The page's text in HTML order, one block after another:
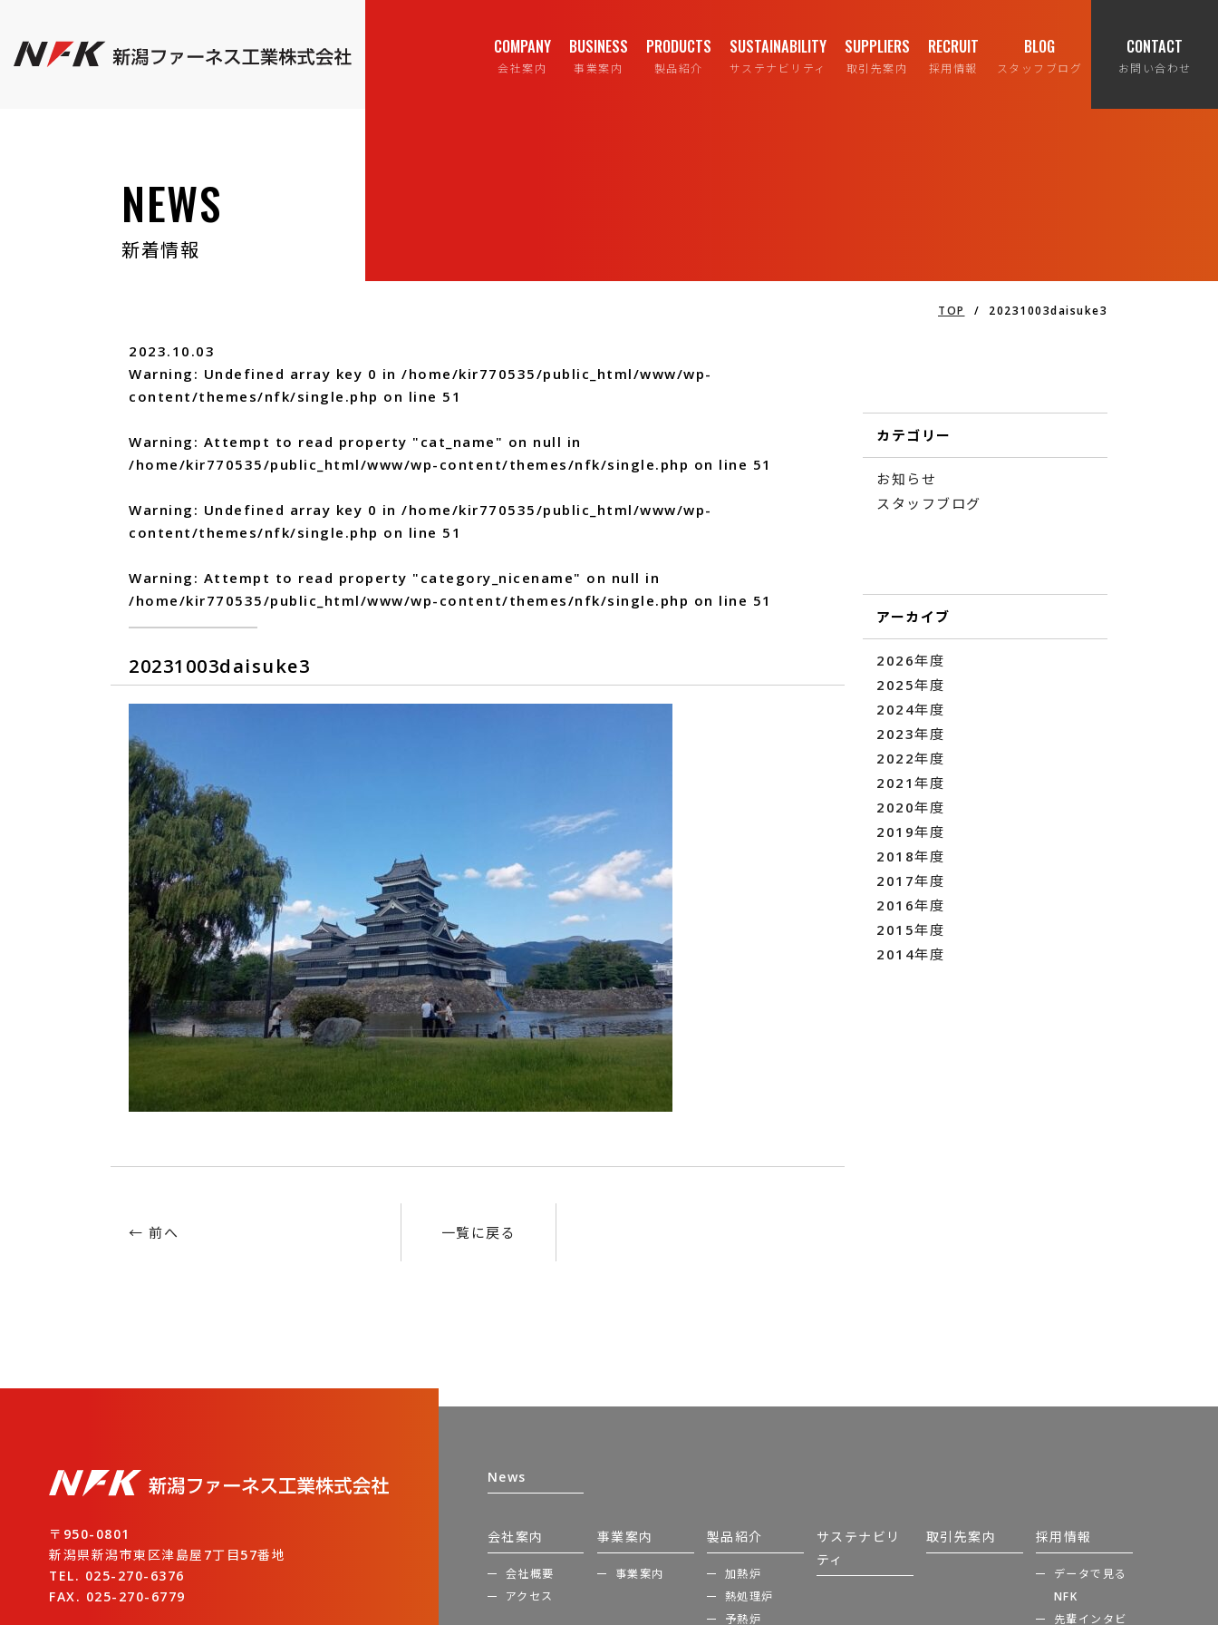
COMPANY
会社案内
BUSINESS
事業案内
PRODUCTS
製品紹介
SUSTAINABILITY
サステナビリティ
SUPPLIERS
取引先案内
RECRUIT
採用情報
BLOG
スタッフブログ
CONTACT
お問い合わせ
NEWS
新着情報
TOP / 20231003daisuke3
2023.10.03
Warning : Undefined array key 0 in /home/kir770535/public_html/www/wp-
content/themes/nfk/single.php on line 51
Warning : Attempt to read property "cat_name" on null in
/home/kir770535/public_html/www/wp-content/themes/nfk/single.php on line 51
Warning : Undefined array key 0 in /home/kir770535/public_html/www/wp-
content/themes/nfk/single.php on line 51
Warning : Attempt to read property "category_nicename" on null in
/home/kir770535/public_html/www/wp-content/themes/nfk/single.php on line 51
20231003daisuke3
← 前へ 一覧に戻る
カテゴリー
お知らせ
スタッフブログ
アーカイブ
2026年度
2025年度
2024年度
2023年度
2022年度
2021年度
2020年度
2019年度
2018年度
2017年度
2016年度
2015年度
2014年度
〒950-0801
新潟県新潟市東区津島屋7丁目57番地
TEL. 025-270-6376
FAX. 025-270-6779
News
会社案内
会社概要
アクセス
事業案内
事業案内
製品紹介
加熱炉
熱処理炉
予熱炉
サステナビリ
ティ
取引先案内 採用情報
データで見る
NFK
先輩インタビ